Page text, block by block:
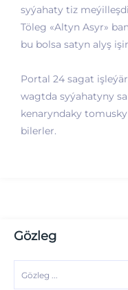
syýahaty tiz
Töleg «Altyn Asyr»
bu bolsa satyn alyş
Portal 24 sagat
wagtda syýahatyny
kenaryndaky
bilerler.
Gözleg